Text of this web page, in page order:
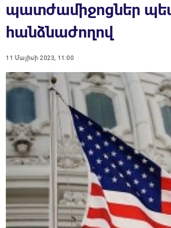
պատժամիջոցներ
հանձնաժողով
11 Մայիսի 2023, 11:00